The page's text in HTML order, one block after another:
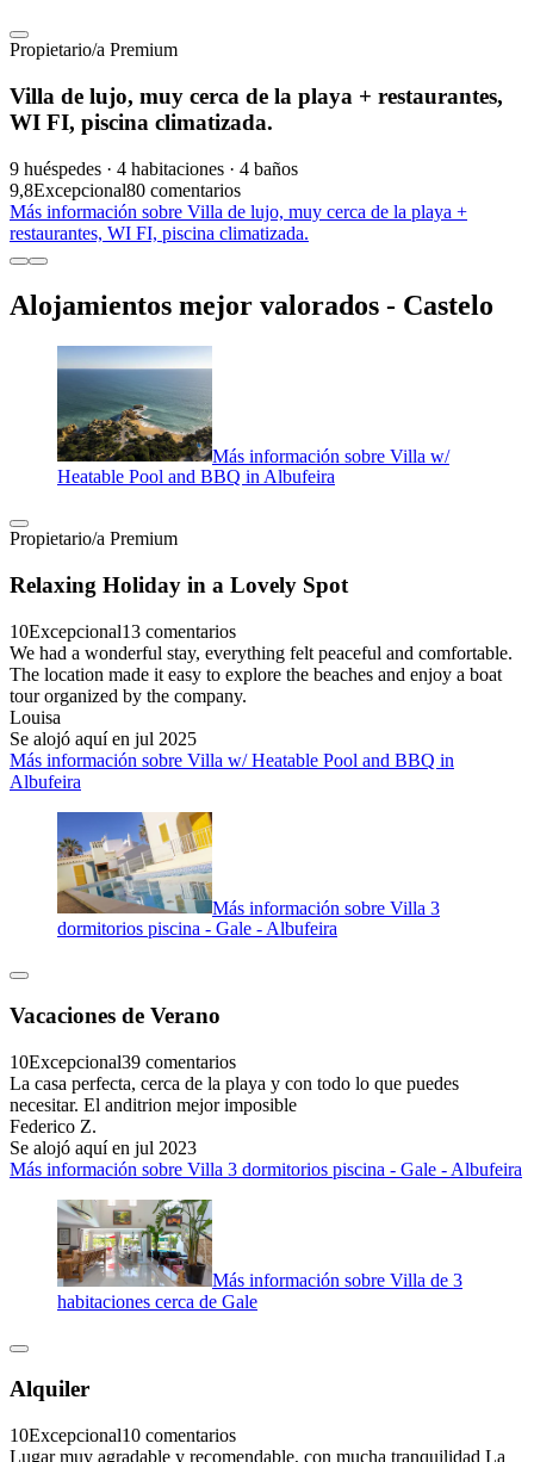
Propietario/a Premium
Villa de lujo, muy cerca de la playa + restaurantes,
WI FI, piscina climatizada.
9 huéspedes · 4 habitaciones · 4 baños
9,8Excepcional80 comentarios
Más información sobre Villa de lujo, muy cerca de la playa +
restaurantes, WI FI, piscina climatizada.
Alojamientos mejor valorados - Castelo
Más información sobre Villa w/
Heatable Pool and BBQ in Albufeira
Propietario/a Premium
Relaxing Holiday in a Lovely Spot
10Excepcional13 comentarios
We had a wonderful stay, everything felt peaceful and comfortable.
The location made it easy to explore the beaches and enjoy a boat
tour organized by the company.
Louisa
Se alojó aquí en jul 2025
Más información sobre Villa w/ Heatable Pool and BBQ in
Albufeira
Más información sobre Villa 3
dormitorios piscina - Gale - Albufeira
Vacaciones de Verano
10Excepcional39 comentarios
La casa perfecta, cerca de la playa y con todo lo que puedes
necesitar. El anditrion mejor imposible
Federico Z.
Se alojó aquí en jul 2023
Más información sobre Villa 3 dormitorios piscina - Gale - Albufeira
Más información sobre Villa de 3
habitaciones cerca de Gale
Alquiler
10Excepcional10 comentarios
Lugar muy agradable y recomendable, con mucha tranquilidad La